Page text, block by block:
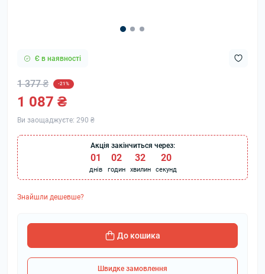
Є в наявності
1 377 ₴ -21%
1 087 ₴
Ви заощаджуєте: 290 ₴
Акція закінчиться через:
01
днів
02
годин
32
хвилин
20
секунд
Знайшли дешевше?
До кошика
Швидке замовлення